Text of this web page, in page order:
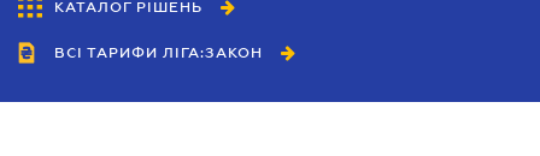
КАТАЛОГ РІШЕНЬ
ВСІ ТАРИФИ ЛІГА:ЗАКОН